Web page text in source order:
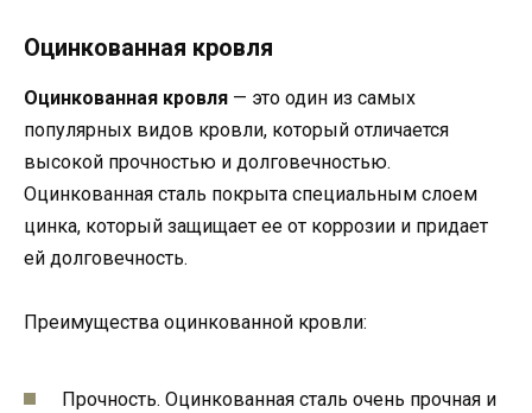
Оцинкованная кровля
Оцинкованная кровля — это один из самых
популярных видов кровли, который отличается
высокой прочностью и долговечностью.
Оцинкованная сталь покрыта специальным слоем
цинка, который защищает ее от коррозии и придает
ей долговечность.
Преимущества оцинкованной кровли:
Прочность. Оцинкованная сталь очень прочная и